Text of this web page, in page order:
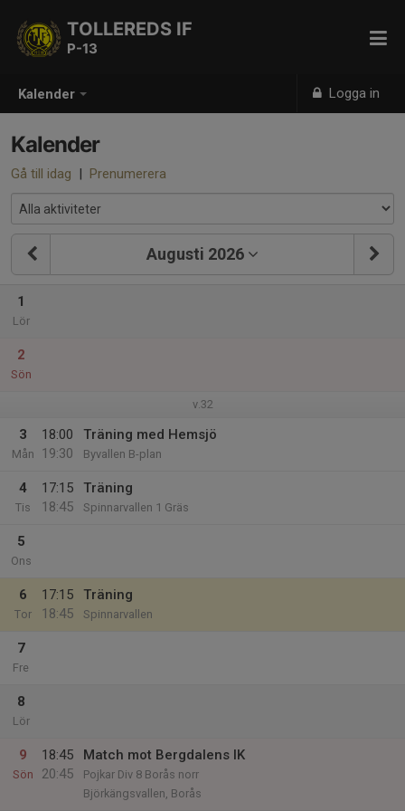
Kalender Logga in
TOLLEREDS IF
P-13
Kalender
Gå till idag | Prenumerera
Augusti 2026
1
Lör
2
Sön
v.32
3
Mån
18:00
19:30
Träning med Hemsjö
Byvallen B-plan
4
Tis
17:15
18:45
Träning
Spinnarvallen 1 Gräs
5
Ons
6
Tor
17:15
18:45
Träning
Spinnarvallen
7
Fre
8
Lör
9
Sön
18:45
20:45
Match mot Bergdalens IK
Pojkar Div 8 Borås norr
Björkängsvallen, Borås